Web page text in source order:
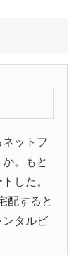
ットフ
。もと
した。
配すると
ンタルビ